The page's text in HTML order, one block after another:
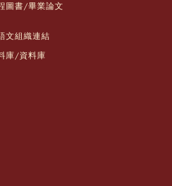
圖書/畢業論文
文組織連結
庫/資料庫